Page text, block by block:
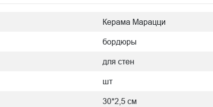
Керама Марацци
бордюры
для стен
шт
30*2,5 см